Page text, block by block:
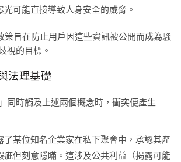
光可能直接導致人身安全的威脅。
策旨在防止用戶因這些資訊被公開而成為騷
視的目標。
法理基礎
同時觸及上述兩個概念時，衝突便產生
了某位知名企業家在私下聚會中，承認其產
疵但刻意隱瞞。這涉及公共利益（揭露可能